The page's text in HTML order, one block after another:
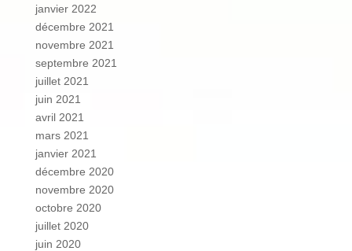
janvier 2022
décembre 2021
novembre 2021
septembre 2021
juillet 2021
juin 2021
avril 2021
mars 2021
janvier 2021
décembre 2020
novembre 2020
octobre 2020
juillet 2020
juin 2020